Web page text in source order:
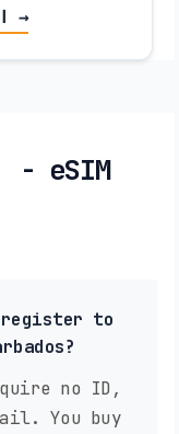
اقرأ الشرح القانوني الكامل →
register to
no ID,
You buy